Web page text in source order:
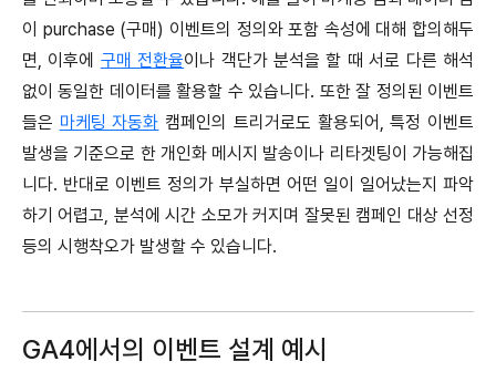
이 purchase (구매) 이벤트의 정의와 포함 속성에 대해 합의해두
면, 이후에 구매 전환율이나 객단가 분석을 할 때 서로 다른 해석
없이 동일한 데이터를 활용할 수 있습니다. 또한 잘 정의된 이벤트
들은 마케팅 자동화 캠페인의 트리거로도 활용되어, 특정 이벤트
발생을 기준으로 한 개인화 메시지 발송이나 리타겟팅이 가능해집
니다. 반대로 이벤트 정의가 부실하면 어떤 일이 일어났는지 파악
하기 어렵고, 분석에 시간 소모가 커지며 잘못된 캠페인 대상 선정
등의 시행착오가 발생할 수 있습니다.
GA4에서의 이벤트 설계 예시